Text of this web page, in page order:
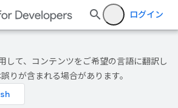
ログイン
して、コンテンツをご希望の言語に翻訳し
りが含まれる場合があります。